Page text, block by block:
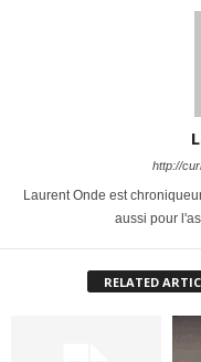
http://
Laurent Onde est
aussi pour
RELATED